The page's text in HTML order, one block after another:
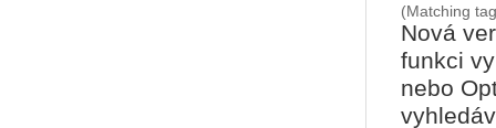
(Matching
Nová
funkci
nebo